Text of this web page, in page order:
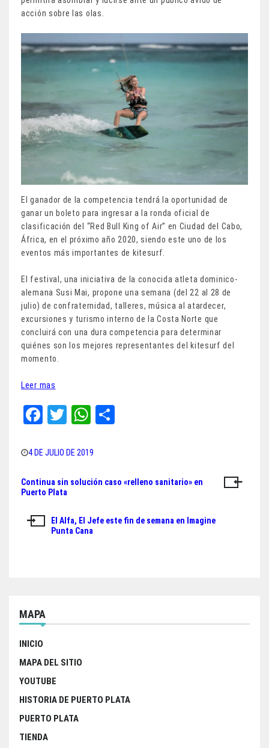
acción sobre las olas.
El ganador de la competencia tendrá la oportunidad de
ganar un boleto para ingresar a la ronda oficial de
clasificación del “Red Bull King of Air” en Ciudad del Cabo,
África, en el próximo año 2020, siendo este uno de los
eventos más importantes de kitesurf.
El festival, una iniciativa de la conocida atleta dominico-
alemana Susi Mai, propone una semana (del 22 al 28 de
julio) de confraternidad, talleres, música al atardecer,
excursiones y turismo interno de la Costa Norte que
concluirá con una dura competencia para determinar
quiénes son los mejores representantes del kitesurf del
momento.
Leer mas
Fa
bo
T
tt
er
W
ts
A
pp
4 DE JULIO DE 2019
Navegación
entradas
Continua sin solución caso «relleno sanitario» en
Puerto Plata
El Alfa, El Jefe este fin de semana en Imagine
Punta Cana
MAPA
INICIO
MAPA DEL SITIO
YOUTUBE
HISTORIA DE PUERTO PLATA
PUERTO PLATA
TIENDA